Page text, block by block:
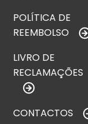
POLÍTICA DE
REEMBOLSO
LIVRO DE
RECLAMAÇÕES
CONTACTOS